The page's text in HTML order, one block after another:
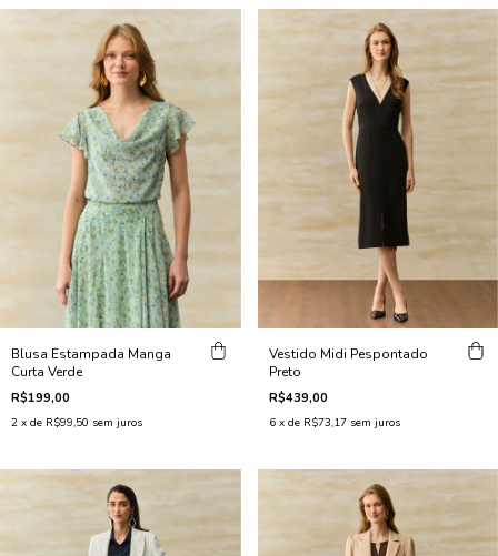
Blusa Estampada Manga
Curta Verde
R$199,00
2 x de R$99,50 sem juros
Vestido Midi Pespontado
Preto
R$439,00
6 x de R$73,17 sem juros